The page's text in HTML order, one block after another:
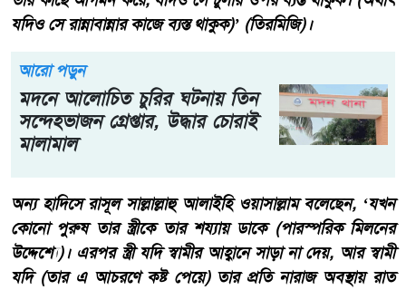
যদিও সে রান্নাবান্নার কাজে ব্যস্ত থাকুক)’ (তিরমিজি)।
আরো পড়ুন
মদনে আলোচিত চুরির ঘটনায় তিন
সন্দেহভাজন গ্রেপ্তার, উদ্ধার চোরাই
মালামাল
অন্য হাদিসে রাসূল সাল্লাল্লাহু আলাইহি ওয়াসাল্লাম বলেছেন, ‘যখন
কোনো পুরুষ তার স্ত্রীকে তার শয্যায় ডাকে (পারস্পরিক মিলনের
উদ্দেশ্যে)। এরপর স্ত্রী যদি স্বামীর আহ্বানে সাড়া না দেয়, আর স্বামী
যদি (তার এ আচরণে কষ্ট পেয়ে) তার প্রতি নারাজ অবস্থায় রাত